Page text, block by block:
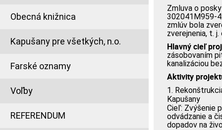
Obecná knižnica
Kapušany pre všetkých, n.o.
Farské oznamy
Voľby
REFERENDUM
Zmluva o
302041M959-
zmlúv bola
zverejnenia, t.
Hlavný cieľ
zásobovaním
kanalizáciou
Aktivity
1.
Kapušany
Cieľ: Zvýšenie
odvádzanie a
dopadov na